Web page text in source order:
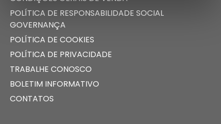
POLÍTICA DE RESPONSABILIDADE SOCIAL
GOVERNANÇA
POLÍTICA DE COOKIES
POLÍTICA DE PRIVACIDADE
TRABALHE CONOSCO
BOLETIM INFORMATIVO
CONTATOS